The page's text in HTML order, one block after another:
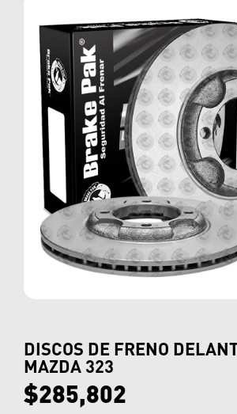
DISCOS DE FRENO
MAZDA 323
$285,802